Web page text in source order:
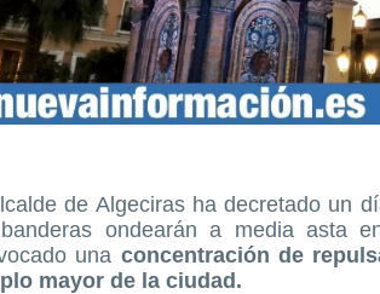
de Algeciras ha decretado un
ondearán a media asta
una concentración de
mayor de la ciudad.